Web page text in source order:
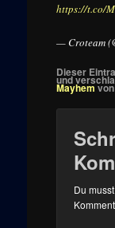
https://t.co/
— Croteam
Dieser
und
Mayhem
Du musst